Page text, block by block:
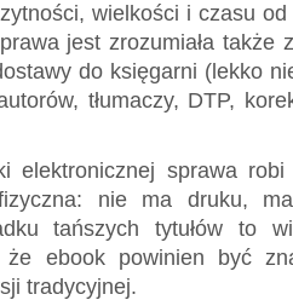
wielkości i czasu
jest zrozumiała także
do księgarni (lekko
tłumaczy, DTP,
elektronicznej sprawa
nie ma druku,
tańszych tytułów to
że ebook powinien być
tradycyjnej.